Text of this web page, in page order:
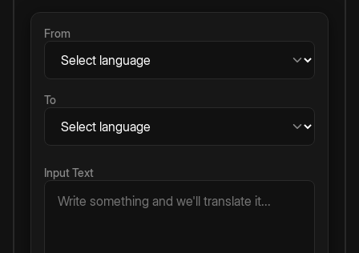
From
To
Input Text